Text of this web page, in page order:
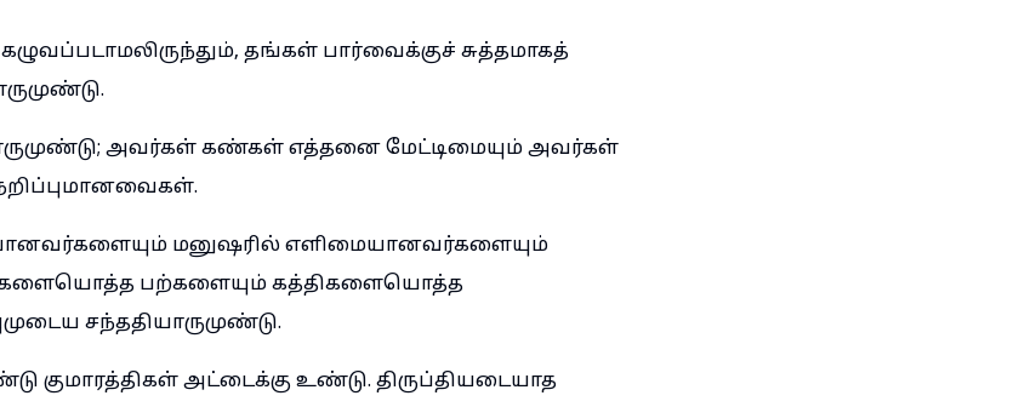
தங்கள் பார்வைக்குச் சுத்தமாகத்
அவர்கள் கண்கள் எத்தனை மேட்டிமையும் அவர்கள்
மனுஷரில் எளிமையானவர்களையும்
பற்களையும் கத்திகளையொத்த
சந்ததியாருமுண்டு.
குமாரத்திகள் அட்டைக்கு உண்டு. திருப்தியடையாத